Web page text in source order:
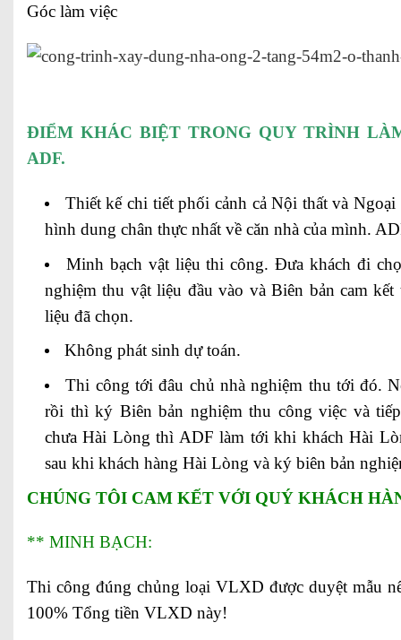
Góc làm việc
ĐIỂM KHÁC BIỆT TRONG QUY TRÌNH
ADF.
Thiết kế chi tiết phối cảnh cả Nội thất và
hình dung chân thực nhất về căn nhà của mình.
Minh bạch vật liệu thi công. Đưa khách đi
nghiệm thu vật liệu đầu vào và Biên bản cam
liệu đã chọn.
Không phát sinh dự toán.
Thi công tới đâu chủ nhà nghiệm thu tới đó.
rồi thì ký Biên bản nghiệm thu công việc và
chưa Hài Lòng thì ADF làm tới khi khách Hài
sau khi khách hàng Hài Lòng và ký biên bản
CHÚNG TÔI CAM KẾT VỚI QUÝ KHÁCH
** MINH BẠCH:
Thi công đúng chủng loại VLXD được duyệt mẫu
100% Tổng tiền VLXD này!